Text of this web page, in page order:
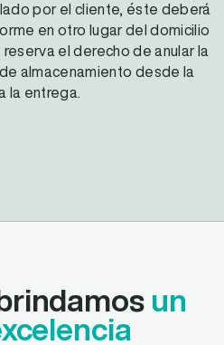
por el cliente, éste deberá
en otro lugar del domicilio
el derecho de anular la
almacenamiento desde la
la entrega.
un